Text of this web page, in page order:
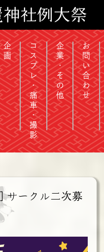
社例大祭
企画 コスプレ・痛車・撮影 企業・その他 お問い合わせ
サークル二次募